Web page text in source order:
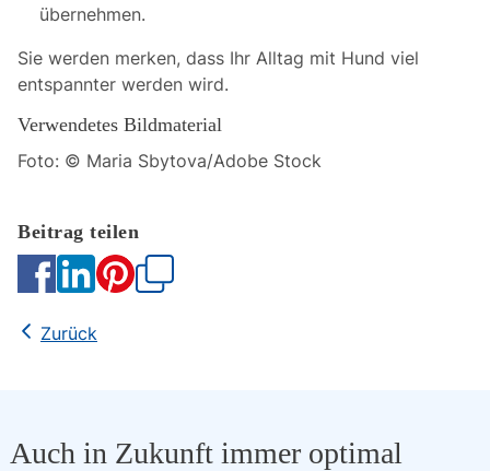
übernehmen.
Sie werden merken, dass Ihr Alltag mit Hund viel
entspannter werden wird.
Verwendetes Bildmaterial
Foto: © Maria Sbytova/Adobe Stock
Zurück
Auch in Zukunft immer optimal